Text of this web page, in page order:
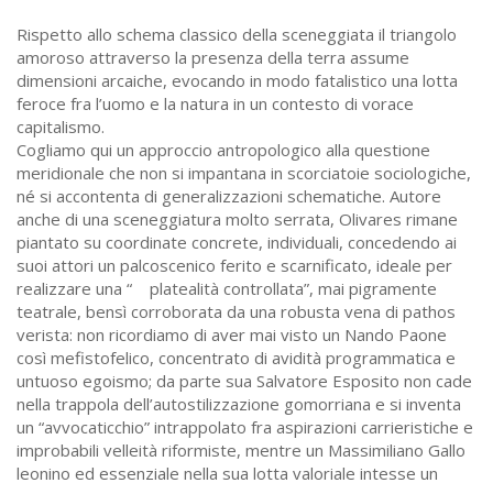
Rispetto allo schema classico della sceneggiata il triangolo
amoroso attraverso la presenza della terra assume
dimensioni arcaiche, evocando in modo fatalistico una lotta
feroce fra l’uomo e la natura in un contesto di vorace
capitalismo.
Cogliamo qui un approccio antropologico alla questione
meridionale che non si impantana in scorciatoie sociologiche,
né si accontenta di generalizzazioni schematiche. Autore
anche di una sceneggiatura molto serrata, Olivares rimane
piantato su coordinate concrete, individuali, concedendo ai
suoi attori un palcoscenico ferito e scarnificato, ideale per
realizzare una “ platealità controllata”, mai pigramente
teatrale, bensì corroborata da una robusta vena di pathos
verista: non ricordiamo di aver mai visto un Nando Paone
così mefistofelico, concentrato di avidità programmatica e
untuoso egoismo; da parte sua Salvatore Esposito non cade
nella trappola dell’autostilizzazione gomorriana e si inventa
un “avvocaticchio” intrappolato fra aspirazioni carrieristiche e
improbabili velleità riformiste, mentre un Massimiliano Gallo
leonino ed essenziale nella sua lotta valoriale intesse un